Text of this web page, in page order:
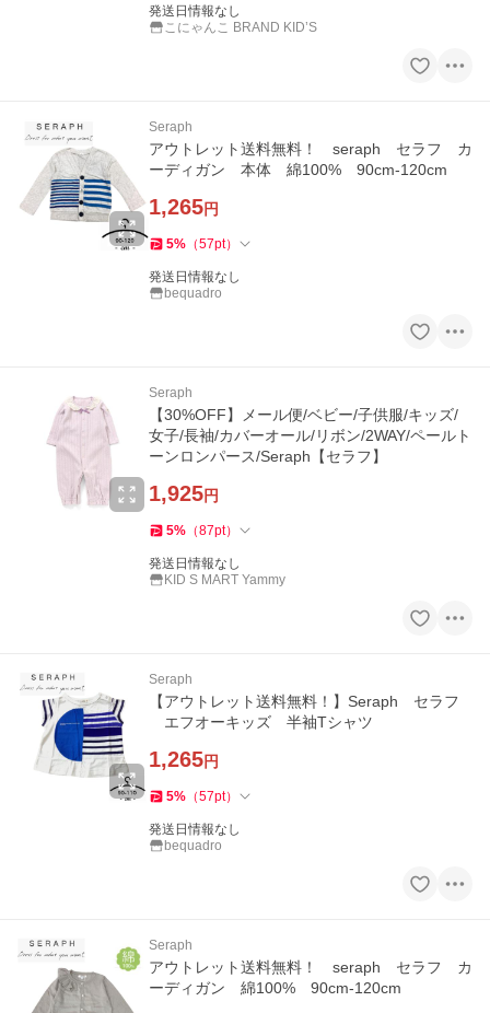
発送日情報なし
こにゃんこ BRAND KID’S
Seraph
アウトレット送料無料！ seraph セラフ カ
ーディガン 本体 綿100% 90cm-120cm
1,265円
5% （57pt）
発送日情報なし
bequadro
Seraph
【30%OFF】メール便/ベビー/子供服/キッズ/
女子/長袖/カバーオール/リボン/2WAY/ペールト
ーンロンパース/Seraph【セラフ】
1,925円
5% （87pt）
発送日情報なし
KID S MART Yammy
Seraph
【アウトレット送料無料！】Seraph セラフ
エフオーキッズ 半袖Tシャツ
1,265円
5% （57pt）
発送日情報なし
bequadro
Seraph
アウトレット送料無料！ seraph セラフ カ
ーディガン 綿100% 90cm-120cm